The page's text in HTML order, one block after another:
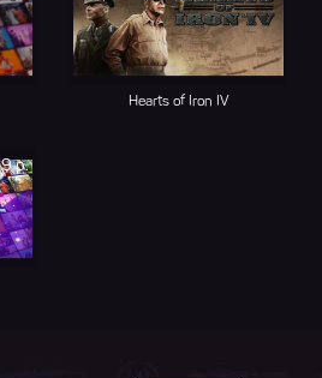
Hearts of Iron IV
р.